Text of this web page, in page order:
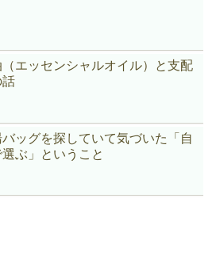
（エッセンシャルオイル）と支配
話
バッグを探していて気づいた「自
ぶ」ということ